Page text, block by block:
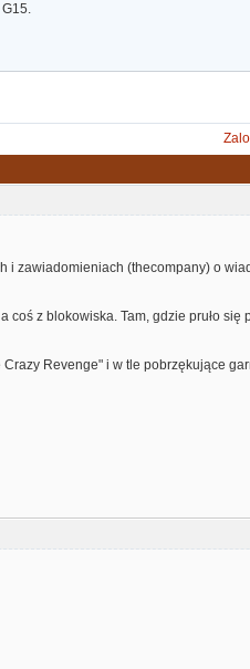
zawiadomieniach (thecompany) o
z blokowiska. Tam, gdzie pruło się
Crazy Revenge" i w tle pobrzękujące